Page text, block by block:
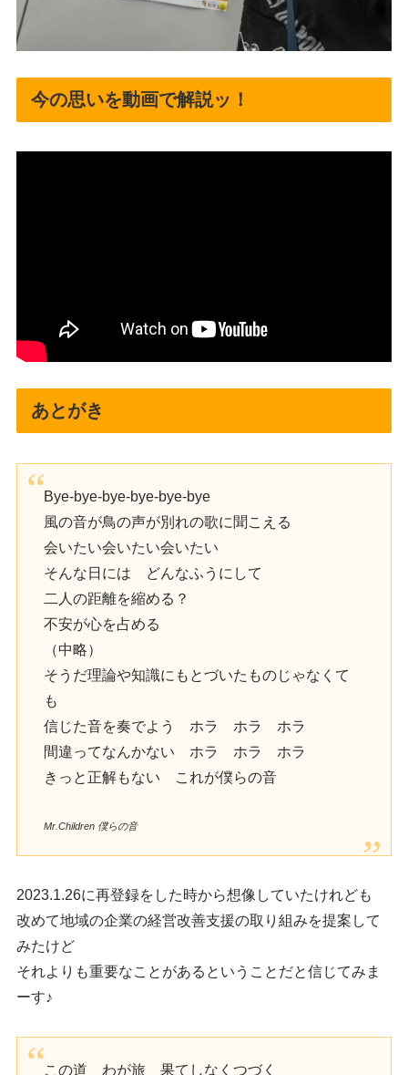
今の思いを動画で解説ッ！
あとがき
Bye-bye-bye-bye-bye-bye
風の音が鳥の声が別れの歌に聞こえる
会いたい会いたい会いたい
そんな日には どんなふうにして
二人の距離を縮める？
不安が心を占める
（中略）
そうだ理論や知識にもとづいたものじゃなくて
も
信じた音を奏でよう ホラ ホラ ホラ
間違ってなんかない ホラ ホラ ホラ
きっと正解もない これが僕らの音
Mr.Children 僕らの音
2023.1.26に再登録をした時から想像していたけれども
改めて地域の企業の経営改善支援の取り組みを提案して
みたけど
それよりも重要なことがあるということだと信じてみま
ーす♪
この道 わが旅 果てしなくつづく